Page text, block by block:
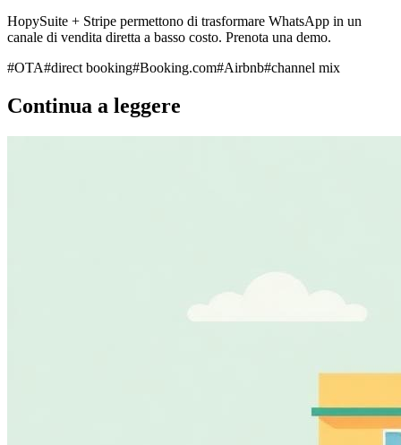
HopySuite + Stripe permettono di trasformare WhatsApp in un
canale di vendita diretta a basso costo. Prenota una demo.
#OTA#direct booking#Booking.com#Airbnb#channel mix
Continua a leggere